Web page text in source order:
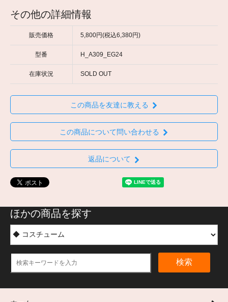
その他の詳細情報
販売価格 5,800円(税込6,380円)
型番 H_A309_EG24
在庫状況 SOLD OUT
この商品を友達に教える
この商品について問い合わせる
返品について
ほかの商品を探す
検索